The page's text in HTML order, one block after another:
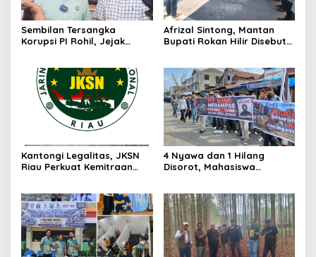
Sembilan Tersangka
Korupsi PI Rohil, Jejak
Afrizal Sintong, Mantan
Bupati Rokan Hilir Disebut
Desak Usut Dividen Rp331,7
Miliar
Kantongi Legalitas, JKSN
Riau Perkuat Kemitraan
4 Nyawa dan 1 Hilang
Disorot, Mahasiswa